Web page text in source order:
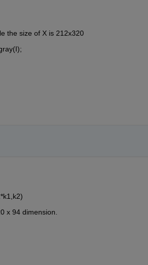
the size of X is 212x320
x 94 dimension.